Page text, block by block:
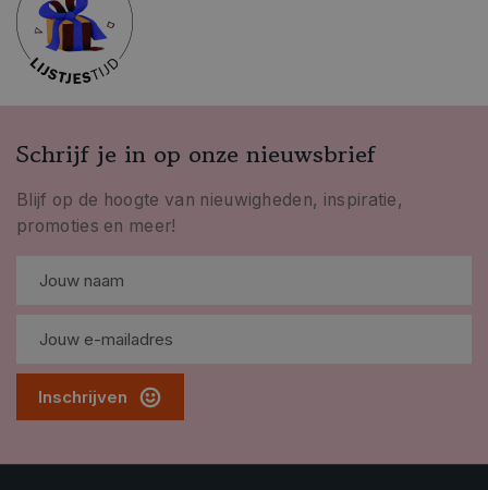
Schrijf je in op onze nieuwsbrief
Blijf op de hoogte van nieuwigheden, inspiratie,
promoties en meer!
Inschrijven